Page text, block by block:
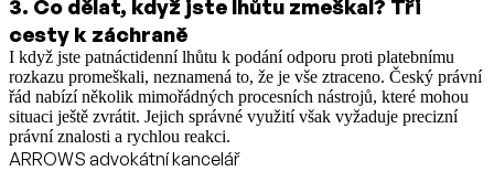
3. Co dělat, když jste lhůtu zmeškal? Tři
cesty k záchraně
I když jste patnáctidenní lhůtu k podání odporu proti platebnímu
rozkazu promeškali, neznamená to, že je vše ztraceno. Český právní
řád nabízí několik mimořádných procesních nástrojů, které mohou
situaci ještě zvrátit. Jejich správné využití však vyžaduje precizní
právní znalosti a rychlou reakci.
ARROWS advokátní kancelář